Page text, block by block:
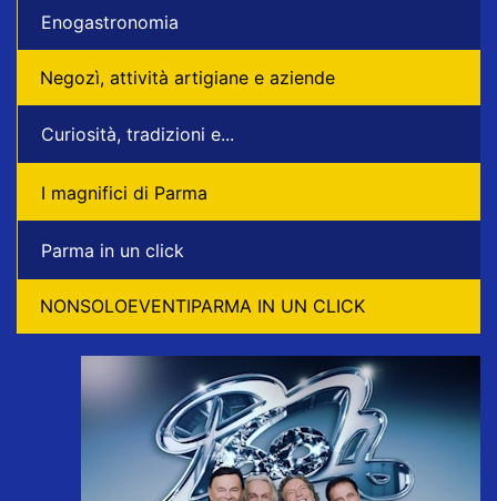
Enogastronomia
Negozì, attività artigiane e aziende
Curiosità, tradizioni e...
I magnifici di Parma
Parma in un click
NONSOLOEVENTIPARMA IN UN CLICK